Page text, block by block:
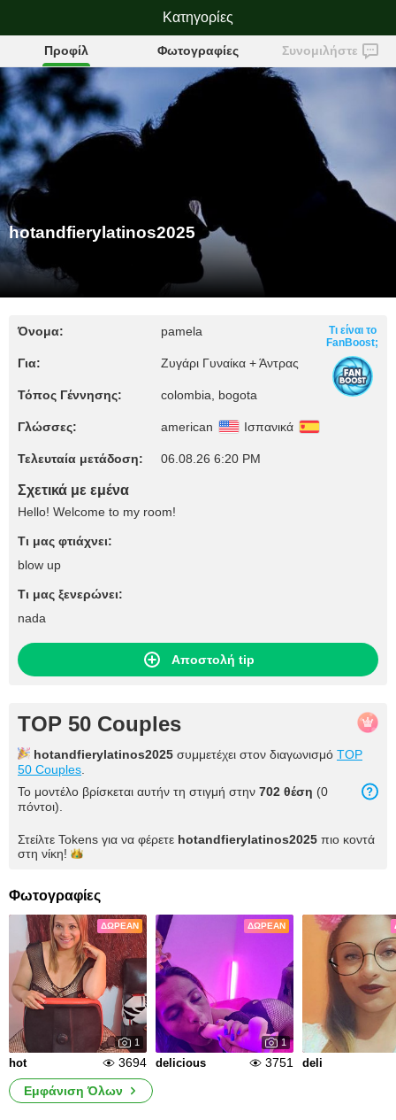
hotandfierylatinos2025
Προφίλ Φωτογραφίες Συνομιλήστε
hotandfierylatinos2025
Όνομα: pamela
Για: Ζυγάρι Γυναίκα + Άντρας
Τόπος Γέννησης: colombia, bogota
Γλώσσες: american Ισπανικά
Τελευταία μετάδοση: 06.08.26 6:20 PM
Τι είναι το
FanBoost;
Σχετικά με εμένα
Hello! Welcome to my room!
Τι μας φτιάχνει:
blow up
Τι μας ξενερώνει:
nada
Αποστολή tip
TOP 50 Couples
hotandfierylatinos2025 συμμετέχει στον διαγωνισμό TOP
50 Couples
Το μοντέλο βρίσκεται αυτήν τη στιγμή στην 702 θέση (0
πόντοι).
Στείλτε Tokens για να φέρετε hotandfierylatinos2025 πιο κοντά
στη νίκη!
Φωτογραφίες
ΔΩΡΕΆΝ
1
hot 3694
ΔΩΡΕΆΝ
1
delicious 3751 deli
Εμφάνιση Όλων
Κατηγορίες